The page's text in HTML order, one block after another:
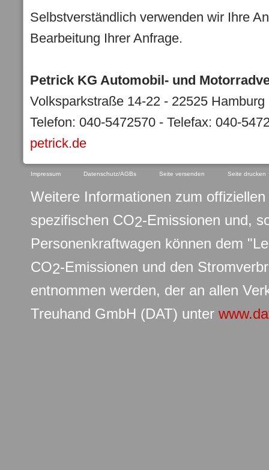
Selbstverständlich verwenden wir Ihre
Bearbeitung Ihrer Anfrage.
Petrick KG Automobil- und
Volksparkstraße 14-22 - 22525
Telefon: 040-5472570 - Telefax: 040-
petrick.de
Impressum Datenschutz/AGBs Seite versenden Seite drucken
Weitere Informationen zum
spezifischen CO2-Emissionen und,
Personenkraftwagen können dem
CO2-Emissionen und den
entnommen werden, der an allen
Treuhand GmbH (DAT) unter